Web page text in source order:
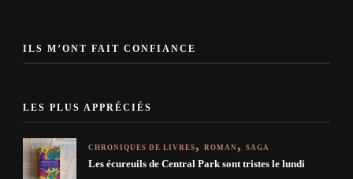
ILS M’ONT FAIT CONFIANCE
LES PLUS APPRÉCIÉS
CHRONIQUES DE LIVRES ROMAN SAGA
Les écureuils de Central Park sont tristes le lundi